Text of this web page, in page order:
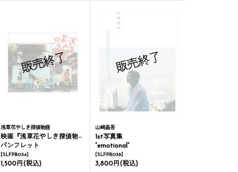
浅草花やしき探偵物語
映画『浅草花やしき探偵物語 神の子は傷ついて』
パンフレット
[SLFPB034]
1,500円 (税込)
山崎晶吾
1st写真集
“emotional”
[SLFPB038]
3,800円 (税込)